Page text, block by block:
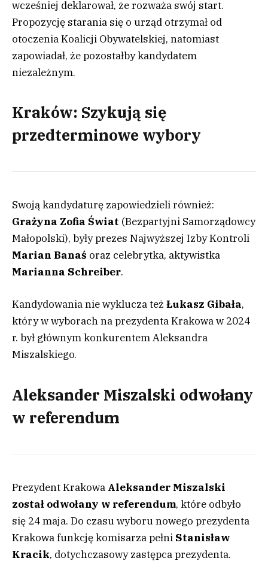
wcześniej deklarował, że rozważa swój start.
Propozycję starania się o urząd otrzymał od
otoczenia Koalicji Obywatelskiej, natomiast
zapowiadał, że pozostałby kandydatem
niezależnym.
Kraków: Szykują się
przedterminowe wybory
Swoją kandydaturę zapowiedzieli również:
Grażyna Zofia Świat (Bezpartyjni Samorządowcy
Małopolski), były prezes Najwyższej Izby Kontroli
Marian Banaś oraz celebrytka, aktywistka
Marianna Schreiber.
Kandydowania nie wyklucza też Łukasz Gibała,
który w wyborach na prezydenta Krakowa w 2024
r. był głównym konkurentem Aleksandra
Miszalskiego.
Aleksander Miszalski odwołany
w referendum
Prezydent Krakowa Aleksander Miszalski
został odwołany w referendum, które odbyło
się 24 maja. Do czasu wyboru nowego prezydenta
Krakowa funkcję komisarza pełni Stanisław
Kracik, dotychczasowy zastępca prezydenta.